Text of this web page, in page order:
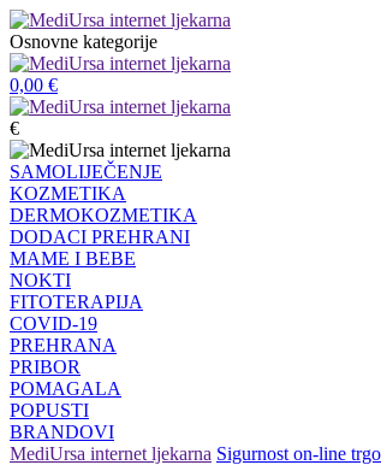
Osnovne kategorije
0,00 €
€
SAMOLIJEČENJE
KOZMETIKA
DERMOKOZMETIKA
DODACI PREHRANI
MAME I BEBE
NOKTI
FITOTERAPIJA
COVID-19
PREHRANA
PRIBOR
POMAGALA
POPUSTI
BRANDOVI
MediUrsa internet ljekarna Sigurnost on-line